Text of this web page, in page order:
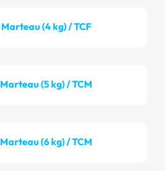
Marteau (4 kg) / TCF
Marteau (5 kg) / TCM
Marteau (6 kg) / TCM